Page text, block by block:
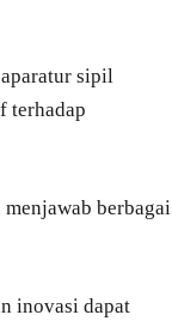
sipil
terhadap
berbagai
inovasi dapat